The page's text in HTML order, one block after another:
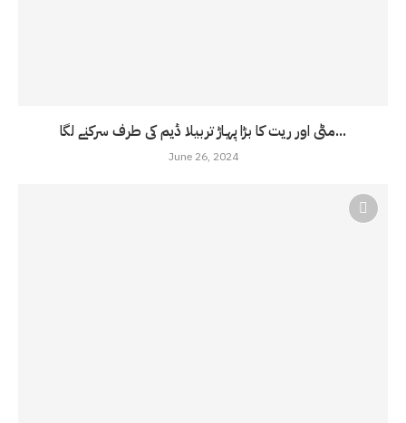
مٹی اور ریت کا بڑا پہاڑ تربیلا ڈیم کی طرف سرکنے لگا...
June 26, 2024